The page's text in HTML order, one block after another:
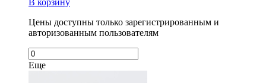
В корзину
Цены доступны только зарегистрированным и
авторизованным пользователям
Еще